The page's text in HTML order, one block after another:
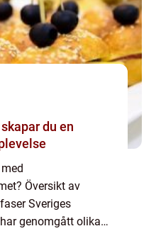
Översikt av
Sveriges
genomgått olika